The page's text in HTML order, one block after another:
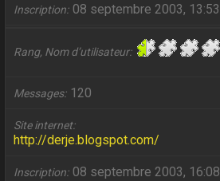
Inscription 08 septembre 2003, 13:53
Rang, Nom d’utilisateur
Messages 120
Site internet
http://derje.blogspot.com/
Inscription 08 septembre 2003, 16:08